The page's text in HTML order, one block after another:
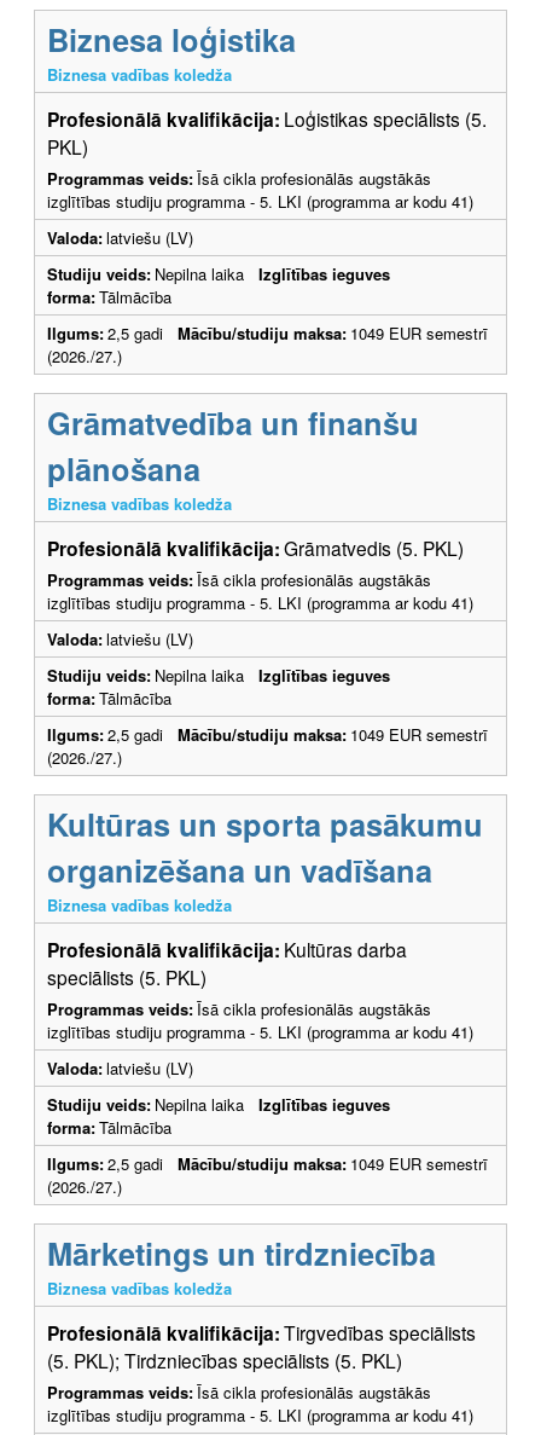
Biznesa loģistika
Biznesa vadības koledža
Profesionālā kvalifikācija: Loģistikas speciālists (5.
PKL)
Programmas veids:Īsā cikla profesionālās augstākās
izglītības studiju programma - 5. LKI (programma ar kodu 41)
Valoda:latviešu (LV)
Studiju veids: Nepilna laika Izglītības ieguves
forma:Tālmācība
Ilgums:2,5 gadi Mācību/studiju maksa: 1049 EUR semestrī
(2026./27.)
Grāmatvedība un finanšu
plānošana
Biznesa vadības koledža
Profesionālā kvalifikācija:Grāmatvedis (5. PKL)
Programmas veids:Īsā cikla profesionālās augstākās
izglītības studiju programma - 5. LKI (programma ar kodu 41)
Valoda:latviešu (LV)
Studiju veids: Nepilna laika Izglītības ieguves
forma:Tālmācība
Ilgums:2,5 gadi Mācību/studiju maksa: 1049 EUR semestrī
(2026./27.)
Kultūras un sporta pasākumu
organizēšana un vadīšana
Biznesa vadības koledža
Profesionālā kvalifikācija: Kultūras darba
speciālists (5. PKL)
Programmas veids:Īsā cikla profesionālās augstākās
izglītības studiju programma - 5. LKI (programma ar kodu 41)
Valoda:latviešu (LV)
Studiju veids: Nepilna laika Izglītības ieguves
forma:Tālmācība
Ilgums:2,5 gadi Mācību/studiju maksa: 1049 EUR semestrī
(2026./27.)
Mārketings un tirdzniecība
Biznesa vadības koledža
Profesionālā kvalifikācija:Tirgvedības speciālists
(5. PKL); Tirdzniecības speciālists (5. PKL)
Programmas veids:Īsā cikla profesionālās augstākās
izglītības studiju programma - 5. LKI (programma ar kodu 41)